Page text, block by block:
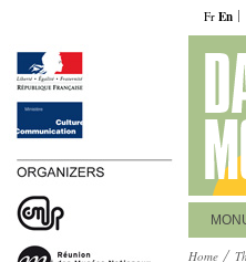
Fr En
Home